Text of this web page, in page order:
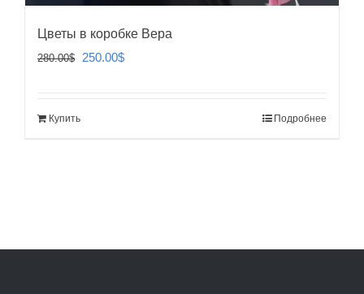
Цветы в коробке Вера
280.00$
Первоначальная
250.00$Текущая
Купить Подробнее